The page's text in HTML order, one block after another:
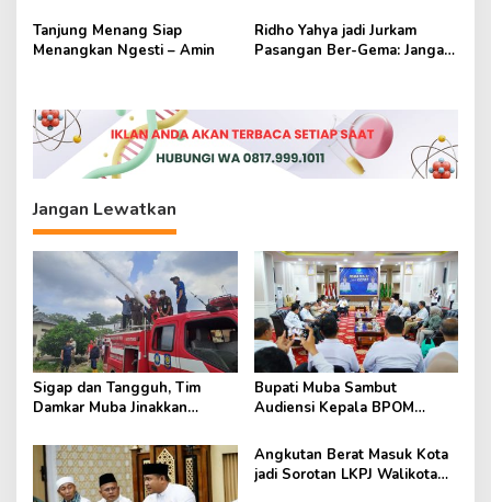
Amin
Tanjung Menang Siap
Menangkan Ngesti – Amin
Ridho Yahya jadi Jurkam
Pasangan Ber-Gema: Jangan
Jangan Lewatkan
Sigap dan Tangguh, Tim
Damkar Muba Jinakkan
Komplek Kejaksaan Sekayu
Bupati Muba Sambut
Audiensi Kepala BPOM
Angkutan Berat Masuk Kota
jadi Sorotan LKPJ Walikota